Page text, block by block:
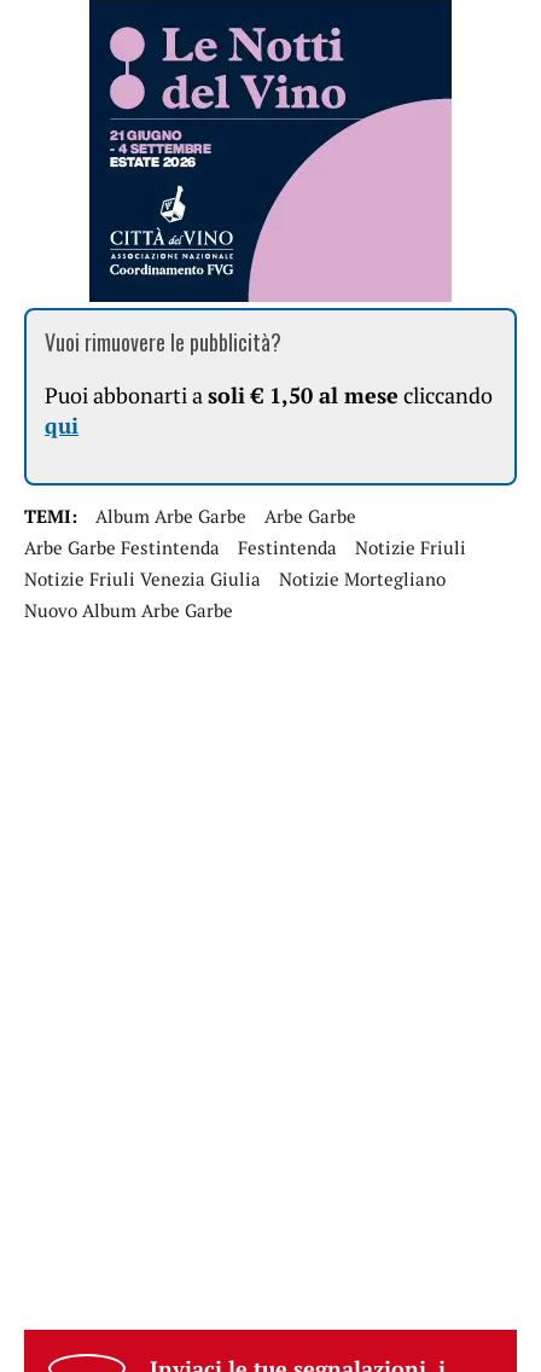
Vuoi rimuovere le pubblicità?
Puoi abbonarti asoli € 1,50 al mese cliccando
qui
TEMI: Album Arbe Garbe
Arbe Garbe
Arbe Garbe Festintenda
Festintenda
Notizie Friuli
Notizie Friuli Venezia Giulia
Notizie Mortegliano
Nuovo Album Arbe Garbe